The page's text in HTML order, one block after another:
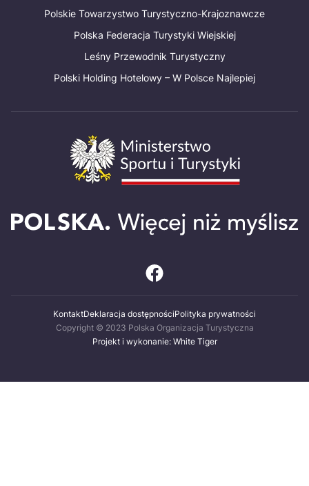
Polskie Towarzystwo Turystyczno-Krajoznawcze
Polska Federacja Turystyki Wiejskiej
Leśny Przewodnik Turystyczny
Polski Holding Hotelowy – W Polsce Najlepiej
KontaktDeklaracja dostępnościPolityka prywatności
Copyright © 2023 Polska Organizacja Turystyczna
Projekt i wykonanie: White Tiger